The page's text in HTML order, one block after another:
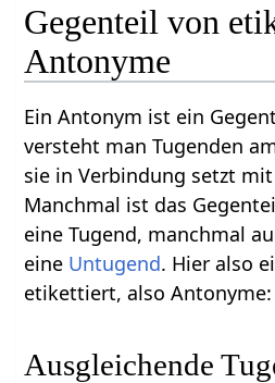
Gegenteil von
Antonyme
Ein Antonym ist ein
versteht man Tugenden
sie in Verbindung setzt
Manchmal ist das
eine Tugend, manchmal
eine Untugend. Hier also
etikettiert, also Antonyme:
Ausgleichende